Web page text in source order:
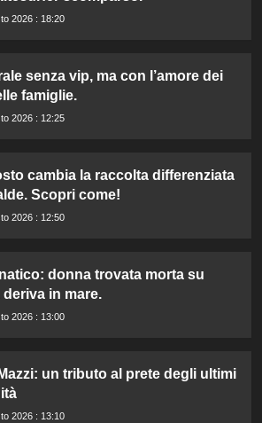
2026 : 18:20
senza vip, ma con l’amore dei
famiglie.
2026 : 12:25
cambia la raccolta differenziata
Scopri come!
2026 : 12:50
donna trovata morta su
in mare.
2026 : 13:00
un tributo al prete degli ultimi
2026 : 13:10